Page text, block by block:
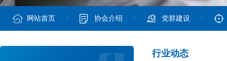
网站首页 协会介绍 党群建设
行业动态